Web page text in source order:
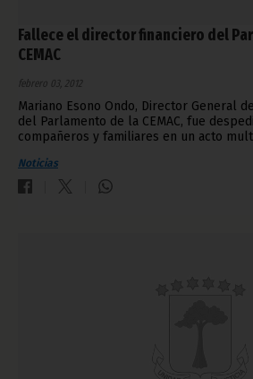
Fallece el director financiero del
CEMAC
febrero 03, 2012
Mariano Esono Ondo, Director General
del Parlamento de la CEMAC, fue
compañeros y familiares en un acto
Noticias